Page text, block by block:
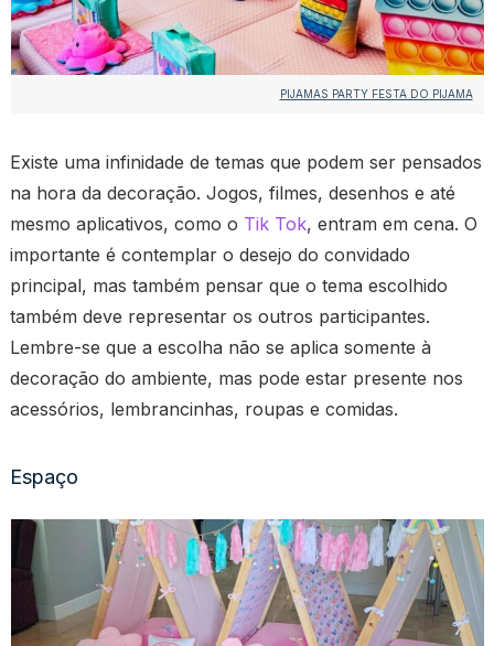
PIJAMAS PARTY FESTA DO PIJAMA
Existe uma infinidade de temas que podem ser pensados
na hora da decoração. Jogos, filmes, desenhos e até
mesmo aplicativos, como o Tik Tok, entram em cena. O
importante é contemplar o desejo do convidado
principal, mas também pensar que o tema escolhido
também deve representar os outros participantes.
Lembre-se que a escolha não se aplica somente à
decoração do ambiente, mas pode estar presente nos
acessórios, lembrancinhas, roupas e comidas.
Espaço